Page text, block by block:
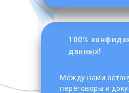
100%
данных!
Между нами
переговоры и